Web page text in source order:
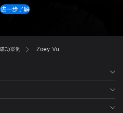
进一步了解
成功案例 Zoey Vu